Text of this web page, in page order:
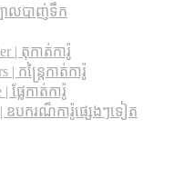
បាលបាញ់ទឹក
| តុកាត់ការ៉ូ
| កន្ត្រៃកាត់ការ៉ូ
ផ្លែកាត់ការ៉ូ
| ឧបករណ៏ការ៉ូផ្សេងៗទៀត